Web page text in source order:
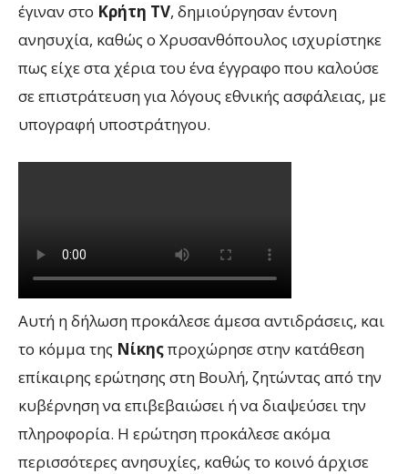
έγιναν στο Κρήτη TV, δημιούργησαν έντονη
ανησυχία, καθώς ο Χρυσανθόπουλος ισχυρίστηκε
πως είχε στα χέρια του ένα έγγραφο που καλούσε
σε επιστράτευση για λόγους εθνικής ασφάλειας, με
υπογραφή υποστράτηγου.
Αυτή η δήλωση προκάλεσε άμεσα αντιδράσεις, και
το κόμμα της Νίκηςπροχώρησε στην κατάθεση
επίκαιρης ερώτησης στη Βουλή, ζητώντας από την
κυβέρνηση να επιβεβαιώσει ή να διαψεύσει την
πληροφορία. Η ερώτηση προκάλεσε ακόμα
περισσότερες ανησυχίες, καθώς το κοινό άρχισε